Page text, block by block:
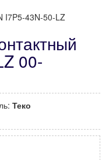
I7P5-43N-50-LZ
00-
Теко